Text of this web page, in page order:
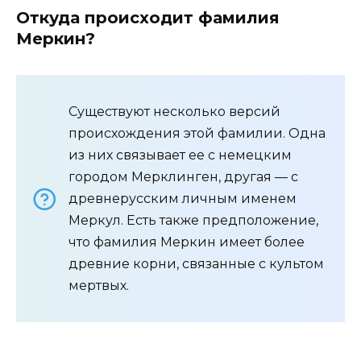
Откуда происходит фамилия
Меркин?
Существуют несколько версий
происхождения этой фамилии. Одна
из них связывает ее с немецким
городом Мерклинген, другая — с
древнерусским личным именем
Меркул. Есть также предположение,
что фамилия Меркин имеет более
древние корни, связанные с культом
мертвых.